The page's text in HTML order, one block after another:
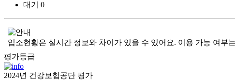
대기
0
입소현황은 실시간 정보와 차이가 있을 수 있어요. 이용 가능 여부
평가등급
2024년 건강보험공단 평가